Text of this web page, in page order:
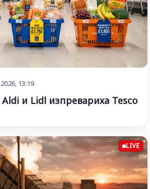
13:19
и Lidl изпревариха Tesco
LIVE